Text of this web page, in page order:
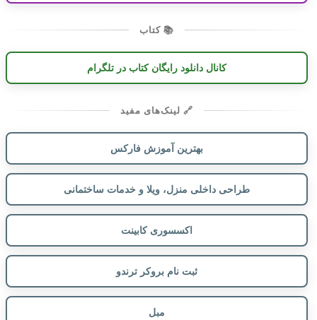
📚 کتاب
کانال دانلود رایگان کتاب در تلگرام
🔗 لینک‌های مفید
بهترین آموزش فارکس
طراحی داخلی منزل، ویلا و خدمات ساختمانی
اکسسوری کابینت
ثبت نام بروکر ترندو
مبل